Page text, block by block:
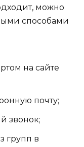
можно
способами
на сайте
почту;
звонок;
групп в